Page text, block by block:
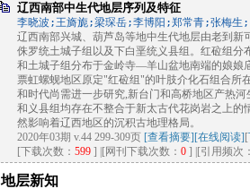
辽西南部中生代地层序列及特征
李晓波;王旖旎;梁琛岳;李博阳;郑常青;张梅生;
辽西南部兴城、葫芦岛等地中生代地层由老到
侏罗统土城子组以及下白垩统义县组。红砬组
和土城子组分布于金岭寺—羊山盆地南端的娘娘
票虹螺蚬地区原定"红砬组"的叶肢介化石组合所
和时代尚需进一步研究,新台门和高桥地区产热
和义县组均存在不整合于新太古代花岗岩之上
然影响着辽西地区的沉积古地理格局。
2020年03期 v.44 299-309页 [查看摘要][在线阅读] [
[下载次数： 599 ] |[网刊下载次数： 0 ] |[引用频次：
地层新知